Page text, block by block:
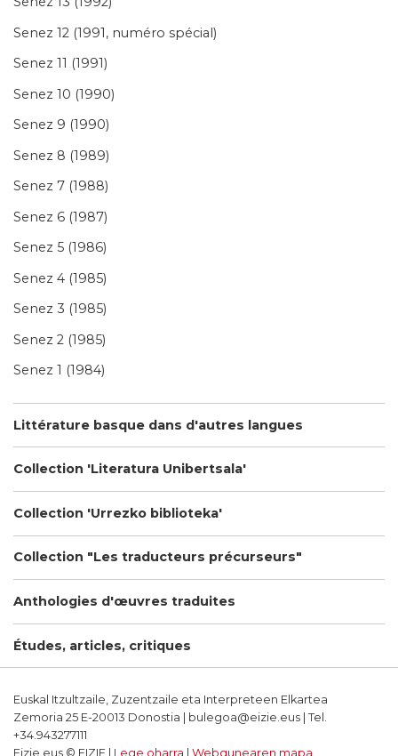
Senez 12 (1991, numéro spécial)
Senez 11 (1991)
Senez 10 (1990)
Senez 9 (1990)
Senez 8 (1989)
Senez 7 (1988)
Senez 6 (1987)
Senez 5 (1986)
Senez 4 (1985)
Senez 3 (1985)
Senez 2 (1985)
Senez 1 (1984)
Littérature basque dans d'autres langues
Collection 'Literatura Unibertsala'
Collection 'Urrezko biblioteka'
Collection "Les traducteurs précurseurs"
Anthologies d'œuvres traduites
Études, articles, critiques
Euskal Itzultzaile, Zuzentzaile eta Interpreteen Elkartea
Zemoria 25 E-20013 Donostia | bulegoa@eizie.eus | Tel.
+34.943277111
Eizie.eus © EIZIE | Lege oharra Webgunearen mapa